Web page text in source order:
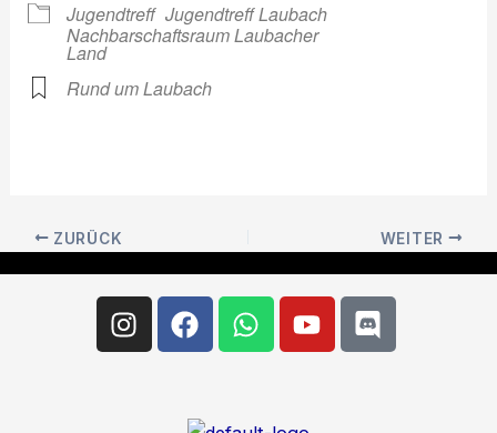
Jugendtreff Jugendtreff Laubach
Nachbarschaftsraum Laubacher
Land
Rund um Laubach
ZURÜCK WEITER
Instagram
FacebookWhatsapp
YoutubeDiscord